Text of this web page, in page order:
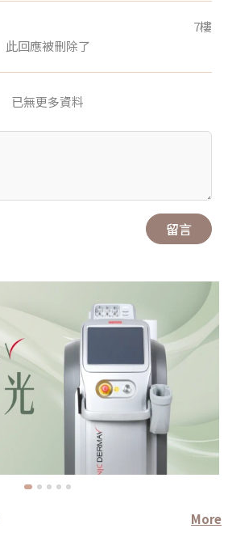
7樓
此回應被刪除了
已無更多資料
留言
More